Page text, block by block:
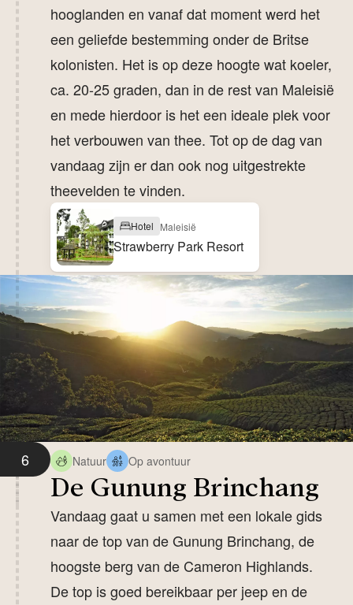
hooglanden en vanaf dat moment werd het
een geliefde bestemming onder de Britse
kolonisten. Het is op deze hoogte wat koeler,
ca. 20-25 graden, dan in de rest van Maleisië
en mede hierdoor is het een ideale plek voor
het verbouwen van thee. Tot op de dag van
vandaag zijn er dan ook nog uitgestrekte
theevelden te vinden.
Hotel Maleisië
Strawberry Park Resort
6 Natuur Op avontuur
De Gunung Brinchang
Vandaag gaat u samen met een lokale gids
naar de top van de Gunung Brinchang, de
hoogste berg van de Cameron Highlands.
De top is goed bereikbaar per jeep en de